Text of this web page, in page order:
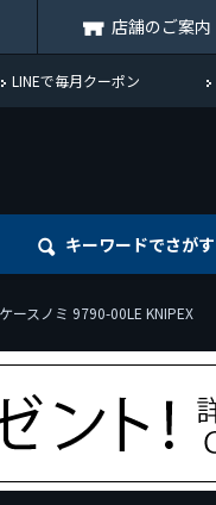
店舗のご案内
LINEで毎月クーポン
キーワードでさがす
ースノミ 9790-00LE KNIPEX